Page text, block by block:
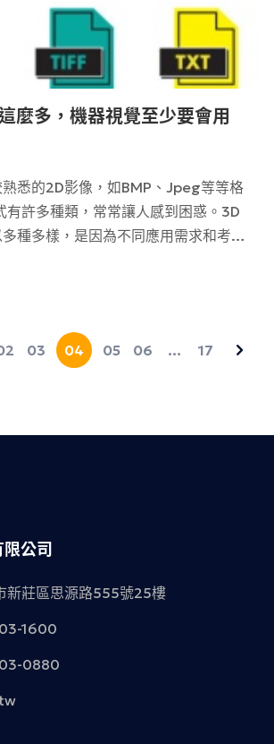
麼多，機器視覺至少要會用
悉的2D影像，如BMP、Jpeg等等格
有許多種類，常常讓人感到困惑。3D
種多樣，是因為不同應用需求和考量
築模型形狀、電影動畫建模、材質
些公司會選擇制定自有格式。多元3D
種需求，確保模型在不同平台間有效
03 04 05 06 … 17
公司
新莊區思源路555號25樓
1600
0880